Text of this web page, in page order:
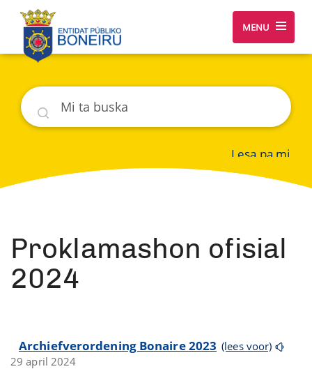
MENU
Buska
Lesa pa mi
Proklamashon ofisial
2024
Archiefverordening Bonaire 2023 (lees voor)
29 april 2024